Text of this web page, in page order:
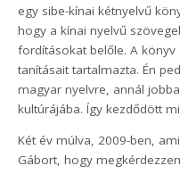
egy sibe-kínai kétnyelvű
hogy a kínai nyelvű
fordításokat belőle. A
tanításait tartalmazta. Én
magyar nyelvre, annál
kultúrájába. Így kezdődött
Két év múlva, 2009-ben,
Gábort, hogy